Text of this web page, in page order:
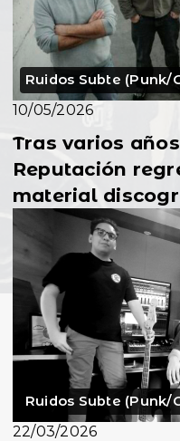
Ruidos Subte (Punk/
10/05/2026
Tras varios
Reputación
material
Ruidos Subte (Punk/
22/03/2026